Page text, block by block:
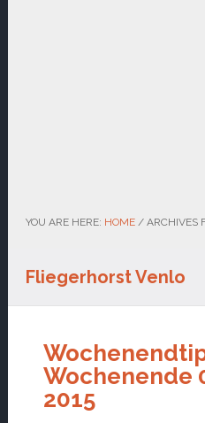
YOU ARE HERE: HOME /ARCHIVES
Fliegerhorst Venlo
Wochenende
2015